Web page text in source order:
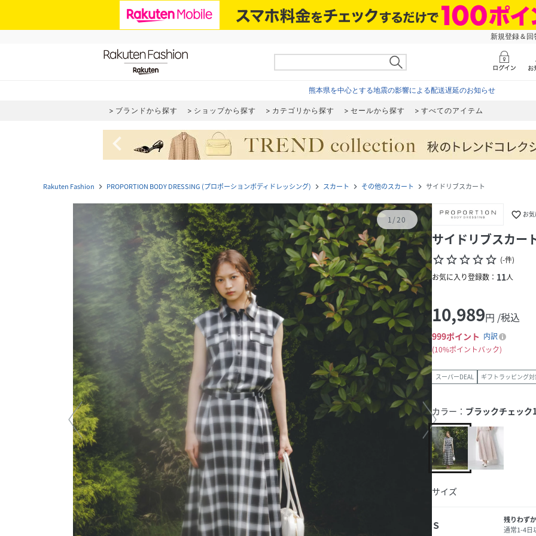
新規登録＆
熊本県を中心とする地震の影響による配送遅延のお知らせ
ブランドから探す ショップから探す カテゴリから探す セールから探す すべてのアイテム
navigate_before
Rakuten Fashion navigate_next PROPORTION BODY DRESSING (プロポーションボディドレッシング) navigate_next スカート navigate_next その他のスカート navigate_next サイドリブスカート
1/20 favorite_border お
サイドリブスカー
star_borderstar_borderstar_borderstar_borderstar_border (-件)
お気に入り登録数： 11人
10,989円 /税込
999ポイント 内訳
10%ポイントバック
スーパーDEAL ギフトラッピング対
カラー： ブラックチェック
サイズ
Ｓ
残りわずか
通常1-4日